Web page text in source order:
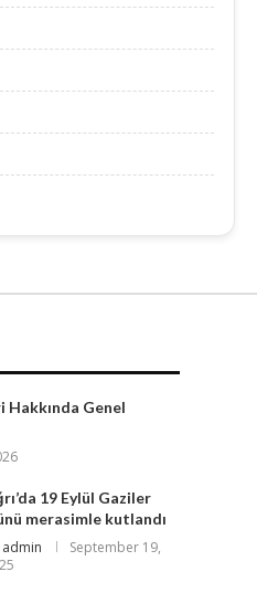
Hakkında Genel
19 Eylül Gaziler
merasimle kutlandı
admin
September 19,